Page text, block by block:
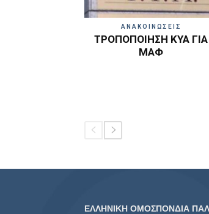
ΑΝΑΚΟΙΝΩΣΕΙΣ
ΤΡΟΠΟΠΟΙΗΣΗ ΚΥΑ ΓΙΑ
ΜΑΦ
ΕΛΛΗΝΙΚΗ ΟΜΟΣΠΟΝΔΙΑ